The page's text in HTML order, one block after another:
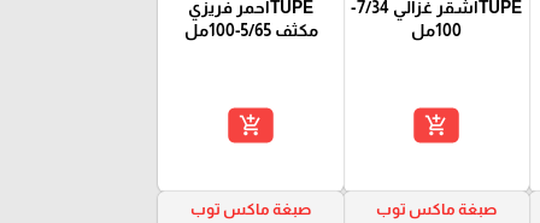
TUPEاشقر غزالي 7/34-
100مل
add_shopping_cart
TUPEاحمر فريزي
مكثف 5/65-100مل
add_shopping_cart
صبغة ماكس توب صبغة ماكس توب